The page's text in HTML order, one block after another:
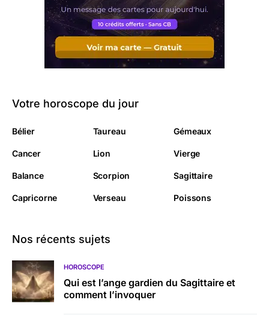
Votre horoscope du jour
Bélier Taureau Gémeaux
Cancer Lion Vierge
Balance Scorpion Sagittaire
Capricorne Verseau Poissons
Nos récents sujets
HOROSCOPE
Qui est l’ange gardien du Sagittaire et
comment l’invoquer